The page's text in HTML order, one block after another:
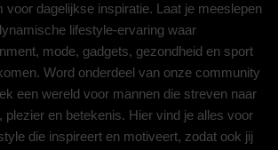
voor dagelijkse inspiratie. Laat je meeslepen
lifestyle-ervaring waar
mode, gadgets, gezondheid en sport
Word onderdeel van onze community
een wereld voor mannen die streven naar
plezier en betekenis. Hier vind je alles voor
die inspireert en motiveert, zodat ook jij